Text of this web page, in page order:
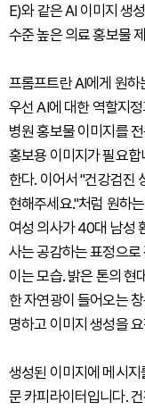
E)와 같은 AI 이미지 생
수준 높은 의료 홍보물
프롬프트란 AI에게 원하
우선 AI에 대한 역할지
병원 홍보물 이미지를
홍보용 이미지가 필요
한다. 이어서 "건강검진
현해주세요."처럼 원하
여성 의사가 40대 남성
사는 공감하는 표정으
이는 모습. 밝은 톤의 현
한 자연광이 들어오는
명하고 이미지 생성을
생성된 이미지에 메시
문 카피라이터입니다.